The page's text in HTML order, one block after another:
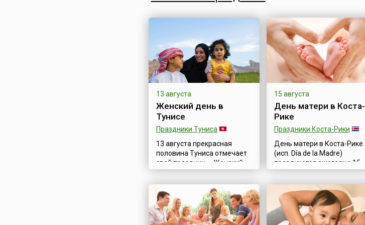
СССР, где отмечался
широко и торжественно.
После обре...
13 августа
Женский день в
Тунисе
Праздники Туниса
13 августа прекрасная
половина Туниса отмечает
свой праздник — Женский
независимость женщин и
признание их вклада в
развитие нации. 13 августа
1956 года был принят
15 августа
День матери в Коста-
Рике
Праздники Коста-Рики
День матери в Коста-Рике
(исп. Día de la Madre)
празднуется ежегодно 15
пресвятой Богородицы. В
этот день всем матерям и
бабушкам дарят
всевозможные подарки.